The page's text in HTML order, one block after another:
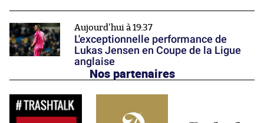
Aujourd'hui à 19:37
L'exceptionnelle performance de
Lukas Jensen en Coupe de la Ligue
anglaise
Nos partenaires